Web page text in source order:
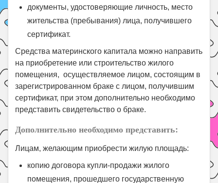
документы, удостоверяющие личность, место
жительства (пребывания) лица, получившего
сертификат.
Средства материнского капитала можно направить
на приобретение или строительство жилого
помещения, осуществляемое лицом, состоящим в
зарегистрированном браке с лицом, получившим
сертификат, при этом дополнительно необходимо
представить свидетельство о браке.
Дополнительно необходимо представить:
Лицам, желающим приобрести жилую площадь:
копию договора купли-продажи жилого
помещения, прошедшего государственную